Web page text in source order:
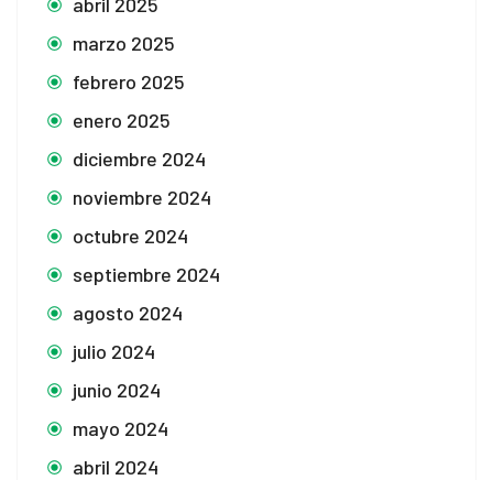
marzo 2025
febrero 2025
enero 2025
diciembre 2024
noviembre 2024
octubre 2024
septiembre 2024
agosto 2024
julio 2024
junio 2024
mayo 2024
abril 2024